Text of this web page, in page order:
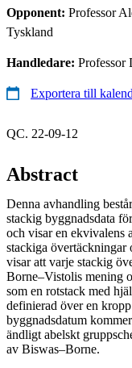
Opponent: Professor
Tyskland
Handledare: Professor
Exportera till
QC. 22-09-12
Abstract
Denna avhandling
stackig byggnadsdata
och visar en ekvivalens
stackiga övertäckningar
visar att varje stackig
Borne–Vistolis mening
som en rotstack med
definierad över en
byggnadsdatum
ändligt abelskt
av Biswas–Borne.